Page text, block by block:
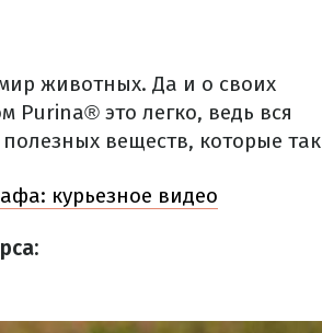
животных. Да и о своих
Purina® это легко, ведь вся
веществ, которые так
курьезное видео